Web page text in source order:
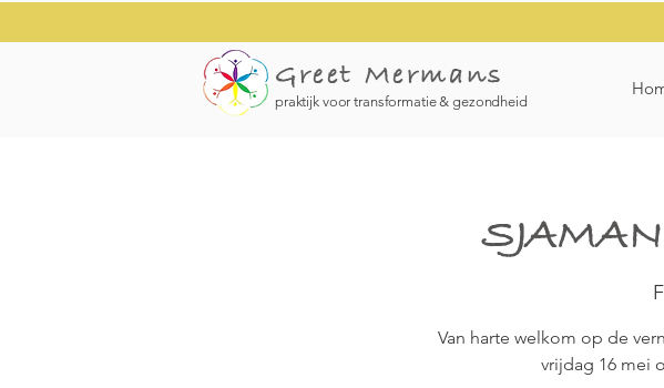
Greet Mermans
praktijk voor transformatie & gezondheid
Van harte welkom op de
vrijdag 16 mei